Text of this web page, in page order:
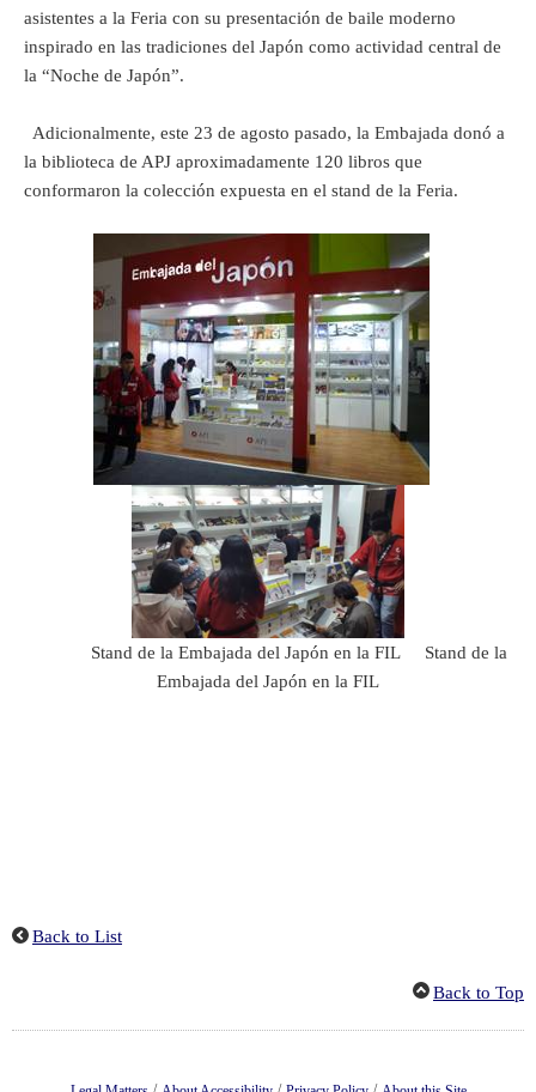
asistentes a la Feria con su presentación de baile moderno
inspirado en las tradiciones del Japón como actividad central de
la “Noche de Japón”.
Adicionalmente, este 23 de agosto pasado, la Embajada donó a
la biblioteca de APJ aproximadamente 120 libros que
conformaron la colección expuesta en el stand de la Feria.
Stand de la Embajada del Japón en la FIL Stand de la
Embajada del Japón en la FIL
Back to List
Back to Top